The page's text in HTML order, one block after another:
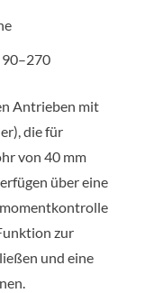
90–270
Antrieben mit
die für
von 40 mm
über eine
zur
und eine